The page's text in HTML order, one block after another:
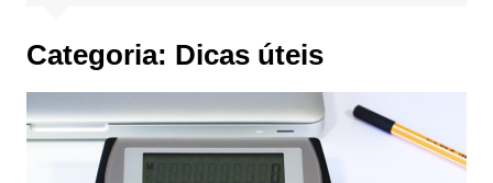
Categoria: Dicas úteis